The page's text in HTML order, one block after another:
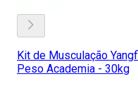
Kit de Musculação
Peso Academia - 30kg